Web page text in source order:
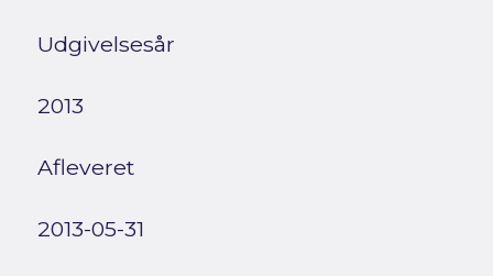
Udgivelsesår
2013
Afleveret
2013-05-31